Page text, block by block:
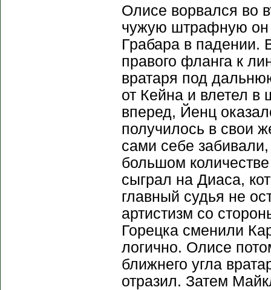
Олисе ворвался во
чужую штрафную он
Грабара в падении.
правого фланга к
вратаря под
от Кейна и влетел
вперед, Йенц
получилось в свои
сами себе забивали,
большом
сыграл на Диаса,
главный судья не
артистизм со
Горецка сменили
логично. Олисе
ближнего угла
отразил. Затем